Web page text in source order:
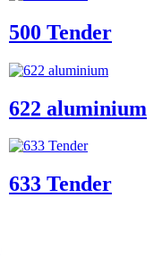
500 Tender
622 aluminium
633 Tender